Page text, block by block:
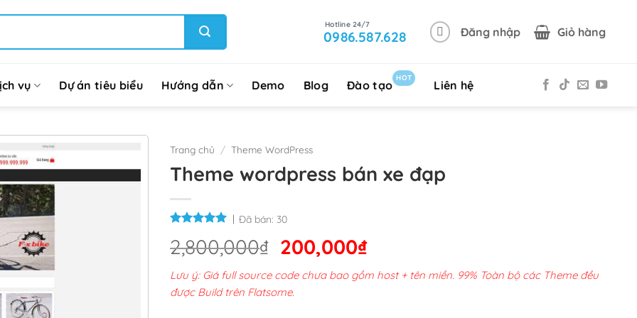
0986.587.628 Đăng nhập Giỏ hàng
vụ Dự án tiêu biểu Hướng dẫn Demo Blog Đào tạo
HOT
Liên hệ
Trang chủ / Theme WordPress
Theme wordpress bán xe đạp
Đã bán: 30
2,800,000₫ Giá
gốc
là:
200,000₫Giá
hiện
tại
Lưu ý: Giá full source code chưa bao gồm host + tên miền. 99% Toàn bộ các Theme đều
được Build trên Flatsome.